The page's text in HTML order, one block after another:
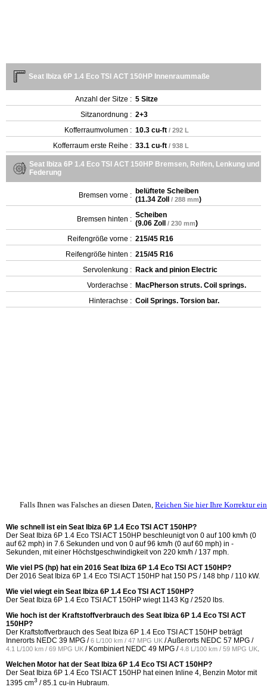
Seat Ibiza 6P 1.4 Eco TSI ACT 150HP Innenraummaße
Anzahl der Sitze : 5 Sitze
Sitzanordnung : 2+3
Kofferraumvolumen : 10.3 cu-ft / 292 L
Kofferraum erste Reihe : 33.1 cu-ft / 938 L
Seat Ibiza 6P 1.4 Eco TSI ACT 150HP Bremsen, Reifen, Lenkung und
Federung
Bremsen vorne : belüftete Scheiben
(11.34 Zoll / 288 mm)
Bremsen hinten : Scheiben
(9.06 Zoll / 230 mm)
Reifengröße vorne : 215/45 R16
Reifengröße hinten : 215/45 R16
Servolenkung : Rack and pinion Electric
Vorderachse : MacPherson struts. Coil springs.
Hinterachse : Coil Springs. Torsion bar.
Falls Ihnen was Falsches an diesen Daten, Reichen Sie hier Ihre Korrektur ein
Wie schnell ist ein Seat Ibiza 6P 1.4 Eco TSI ACT 150HP?
Der Seat Ibiza 6P 1.4 Eco TSI ACT 150HP beschleunigt von 0 auf 100 km/h (0
auf 62 mph) in 7.6 Sekunden und von 0 auf 96 km/h (0 auf 60 mph) in -
Sekunden, mit einer Höchstgeschwindigkeit von 220 km/h / 137 mph.
Wie viel PS (hp) hat ein 2016 Seat Ibiza 6P 1.4 Eco TSI ACT 150HP?
Der 2016 Seat Ibiza 6P 1.4 Eco TSI ACT 150HP hat 150 PS / 148 bhp / 110 kW.
Wie viel wiegt ein Seat Ibiza 6P 1.4 Eco TSI ACT 150HP?
Der Seat Ibiza 6P 1.4 Eco TSI ACT 150HP wiegt 1143 Kg / 2520 lbs.
Wie hoch ist der Kraftstoffverbrauch des Seat Ibiza 6P 1.4 Eco TSI ACT
150HP?
Der Kraftstoffverbrauch des Seat Ibiza 6P 1.4 Eco TSI ACT 150HP beträgt
Innerorts NEDC 39 MPG /6 L/100 km / 47 MPG UK / Außerorts NEDC 57 MPG /
4.1 L/100 km / 69 MPG UK / Kombiniert NEDC 49 MPG /4.8 L/100 km / 59 MPG UK
Welchen Motor hat der Seat Ibiza 6P 1.4 Eco TSI ACT 150HP?
Der Seat Ibiza 6P 1.4 Eco TSI ACT 150HP hat einen Inline 4, Benzin Motor mit
1395 cm3 / 85.1 cu-in Hubraum.